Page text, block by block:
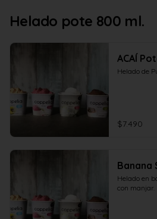
Helado pote 800 ml.
ACAÍ
Helado de
$7.490
Banana
Helado en
con manjar.